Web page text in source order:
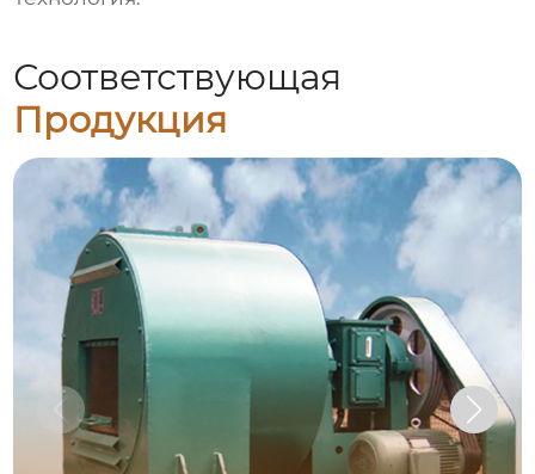
Соответствующая
Продукция